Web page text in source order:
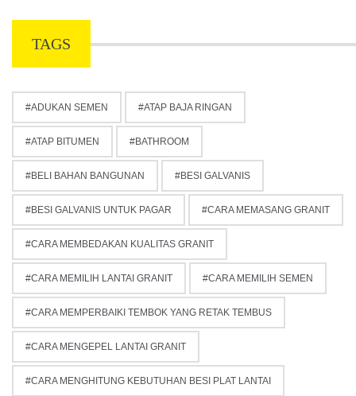
TAGS
ADUKAN SEMEN ATAP BAJA RINGAN
ATAP BITUMEN BATHROOM
BELI BAHAN BANGUNAN BESI GALVANIS
BESI GALVANIS UNTUK PAGAR CARA MEMASANG GRANIT
CARA MEMBEDAKAN KUALITAS GRANIT
CARA MEMILIH LANTAI GRANIT CARA MEMILIH SEMEN
CARA MEMPERBAIKI TEMBOK YANG RETAK TEMBUS
CARA MENGEPEL LANTAI GRANIT
CARA MENGHITUNG KEBUTUHAN BESI PLAT LANTAI